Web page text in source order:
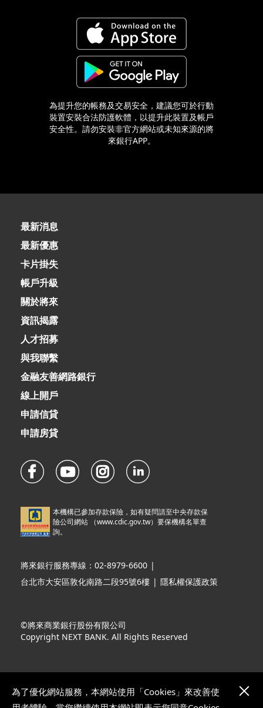
為了優化網站服務，本網站使用「Cookies」來改善使
為提升您的帳務及交易安全，建議您可於行動
裝置安裝合法防護軟體，以提升此裝置及帳戶
安全性。請勿安裝非官方網站或未知來源的將
來銀行APP。
最新消息
最新優惠
卡片掛失
帳戶升級
關於將來
資訊揭露
人才招募
與我聯繫
金融友善網路銀行
線上開戶
申請信貸
申請房貸
本機構已參加存款保險，如有疑問請至中央存款保
險公司網站 （www.cdic.gov.tw）要保機構名單查
詢。
將來銀行服務專線：02-8979-6600 |
台北市大安區敦化南路二段95號6樓 | 隱私權保護政策
©將來商業銀行股份有限公司
Copyright NEXT BANK. All Rights Reserved